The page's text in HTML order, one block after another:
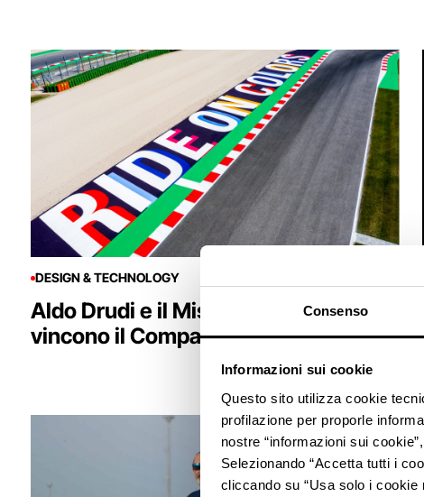
Consenso
Informazioni sui cookie
Questo sito utilizza cookie
profilazione per proporle
nostre “informazioni sui
Selezionando “Accetta tutti i
cliccando su “Usa solo i
DESIGN & TECHNOLOGY
Aldo Drudi e il Misano World Circuit
vincono il Compasso d’Oro ADI 2024